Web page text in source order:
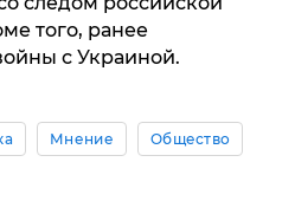
того, ранее
с Украиной.
Мнение Общество